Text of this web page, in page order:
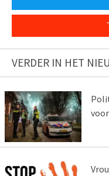
VERDER IN HET